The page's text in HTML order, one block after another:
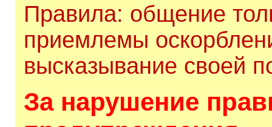
Правила: общение
приемлемы
высказывание своей
За нарушение